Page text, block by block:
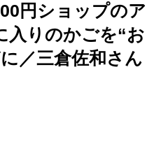
円ショップのア
入りのかごを“お
／三倉佐和さん